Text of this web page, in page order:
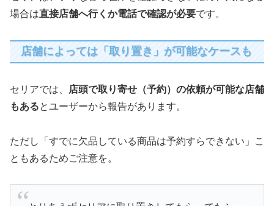
場合は直接店舗へ行くか電話で確認が必要です。
店舗によっては「取り置き」が可能なケースも
セリアでは、
店頭で取り寄せ（予約）の依頼が可能な店舗
もあるとユーザーから報告があります。
ただし「すでに欠品している商品は予約すらできない」こ
ともあるためご注意を。